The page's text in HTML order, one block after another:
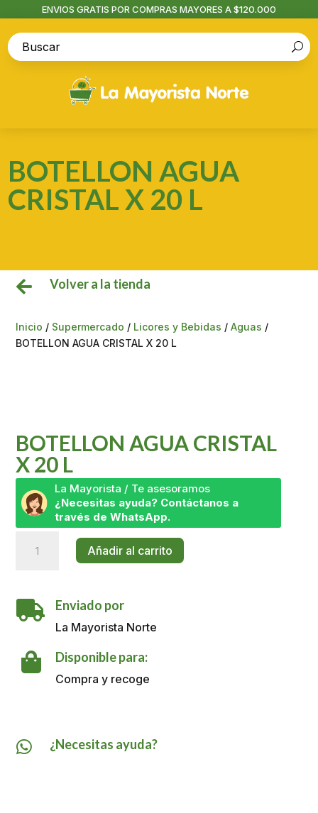
ENVIOS GRATIS POR COMPRAS MAYORES A $120.000
BOTELLON AGUA
CRISTAL X 20 L
 Volver a la tienda
Inicio / Supermercado / Licores y Bebidas /Aguas /
BOTELLON AGUA CRISTAL X 20 L
BOTELLON AGUA CRISTAL
X 20 L
La Mayorista / Te asesoramos
¿Necesitas ayuda? Contáctanos a
través de WhatsApp.
AGUA
20
L
Añadir al carrito
 Enviado por
La Mayorista Norte
 Disponible para:
Compra y recoge
 ¿Necesitas ayuda?